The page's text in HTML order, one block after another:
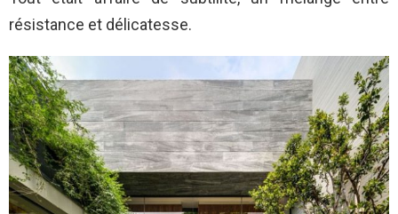
résistance et délicatesse.